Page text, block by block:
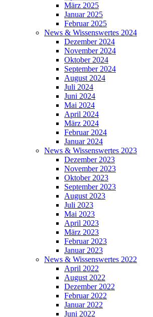
März 2025
Januar 2025
Februar 2025
News & Wissenswertes 2024
Dezember 2024
November 2024
Oktober 2024
September 2024
August 2024
Juli 2024
Juni 2024
Mai 2024
April 2024
März 2024
Februar 2024
Januar 2024
News & Wissenswertes 2023
Dezember 2023
November 2023
Oktober 2023
September 2023
August 2023
Juli 2023
Mai 2023
April 2023
März 2023
Februar 2023
Januar 2023
News & Wissenswertes 2022
April 2022
August 2022
Dezember 2022
Februar 2022
Januar 2022
Juni 2022